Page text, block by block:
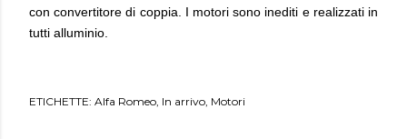
con convertitore di coppia. I motori sono inediti e realizzati in
tutti alluminio.
ETICHETTE: Alfa Romeo In arrivo Motori